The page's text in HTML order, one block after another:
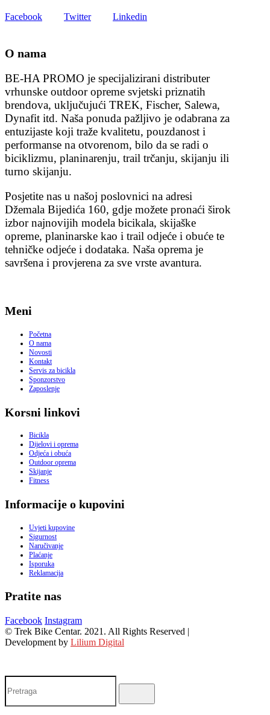
Facebook Twitter Linkedin
O nama
BE-HA PROMO je specijalizirani distributer
vrhunske outdoor opreme svjetski priznatih
brendova, uključujući TREK, Fischer, Salewa,
Dynafit itd. Naša ponuda pažljivo je odabrana za
entuzijaste koji traže kvalitetu, pouzdanost i
performanse na otvorenom, bilo da se radi o
biciklizmu, planinarenju, trail trčanju, skijanju ili
turno skijanju.
Posjetite nas u našoj poslovnici na adresi
Džemala Bijedića 160, gdje možete pronaći širok
izbor najnovijih modela bicikala, skijaške
opreme, planinarske kao i trail odjeće i obuće te
tehničke odjeće i dodataka. Naša oprema je
savršena i provjerena za sve vrste avantura.
Meni
Početna
O nama
Novosti
Kontakt
Servis za bicikla
Sponzorstvo
Zaposlenje
Korsni linkovi
Bicikla
Dijelovi i oprema
Odjeća i obuća
Outdoor oprema
Skijanje
Fitness
Informacije o kupovini
Uvjeti kupovine
Sigurnost
Naručivanje
Plaćanje
Isporuka
Reklamacija
Pratite nas
Facebook Instagram
© Trek Bike Centar. 2021. All Rights Reserved |
Development by Lilium Digital